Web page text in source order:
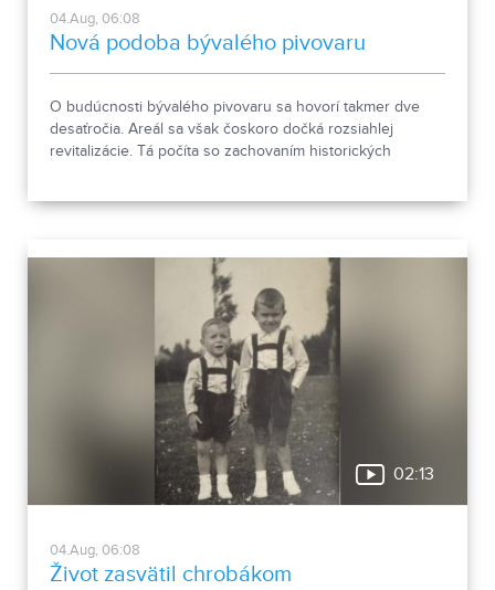
04.Aug, 06:08
Nová podoba bývalého pivovaru
O budúcnosti bývalého pivovaru sa hovorí takmer dve
desaťročia. Areál sa však čoskoro dočká rozsiahlej
revitalizácie. Tá počíta so zachovaním historických
02:13
04.Aug, 06:08
Život zasvätil chrobákom